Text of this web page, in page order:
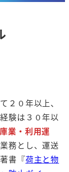
２０年以上、
験は３０年以
業・利用運
務とし、運送
書『荷主と物